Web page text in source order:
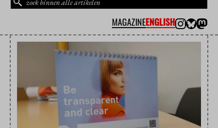
MAGAZINEENGLISH